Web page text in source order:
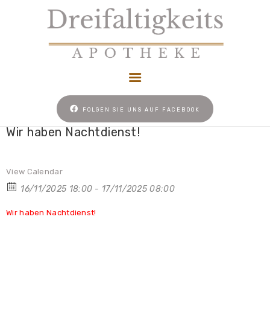
FOLGEN SIE UNS AUF FACEBOOK
HOME
NACHTDIENST
KONTAKT
Wir haben Nachtdienst!
View Calendar
16/11/2025 18:00 - 17/11/2025 08:00
Wir haben Nachtdienst!